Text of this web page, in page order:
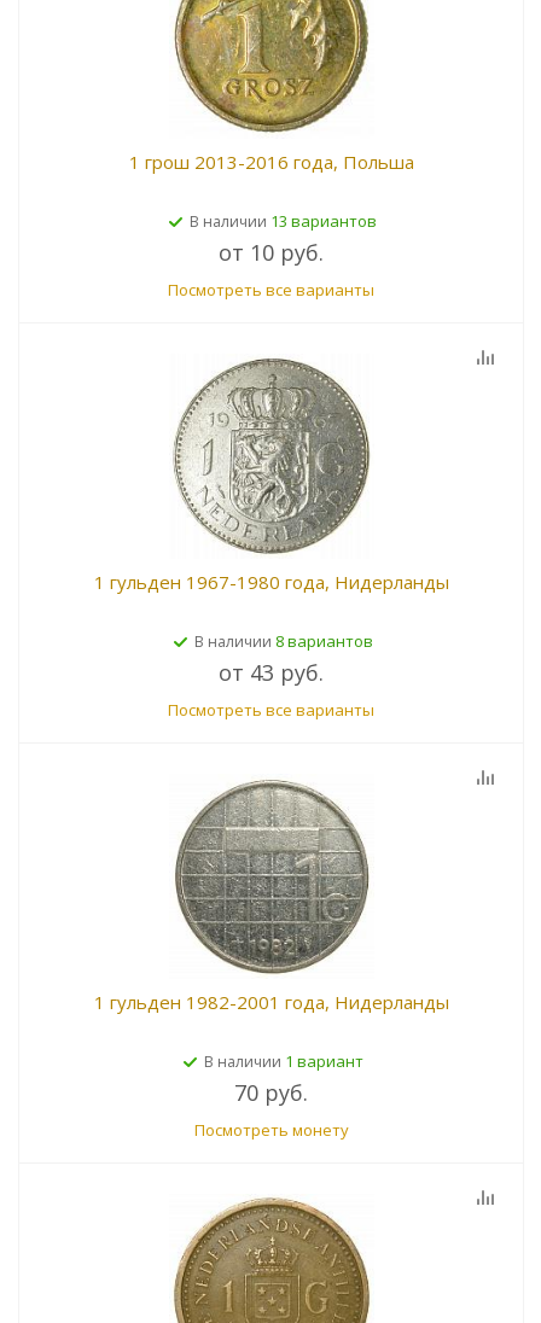
1 грош 2013-2016 года, Польша
В наличии 13 вариантов
от 10 руб.
Посмотреть все варианты
1 гульден 1967-1980 года, Нидерланды
В наличии 8 вариантов
от 43 руб.
Посмотреть все варианты
1 гульден 1982-2001 года, Нидерланды
В наличии 1 вариант
70 руб.
Посмотреть монету